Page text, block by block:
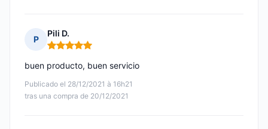
P
Pili D.
Nota: 5 de 5
Publicado el 28/12/2021 à 16h21
tras una compra de 20/12/2021
buen producto, buen servicio